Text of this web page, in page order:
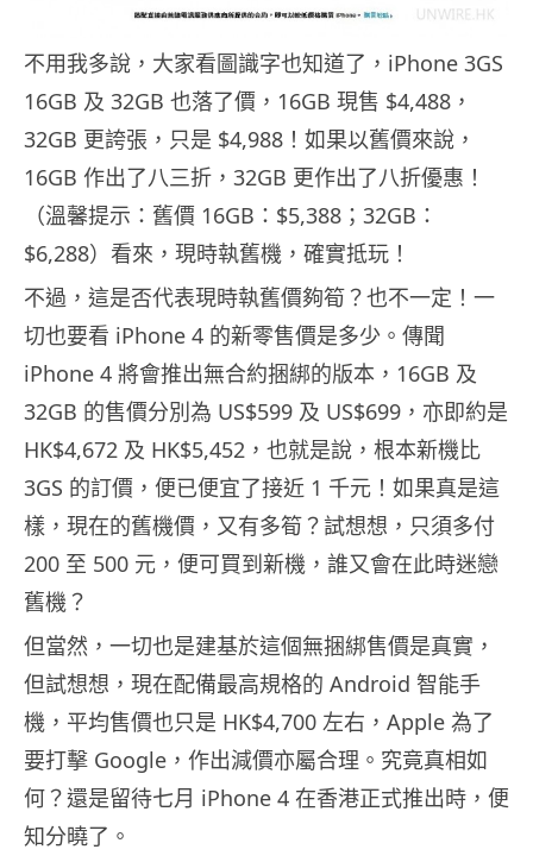
不用我多說，大家看圖識字也知道了，iPhone 3GS
16GB 及 32GB 也落了價，16GB 現售 $4,488，
32GB 更誇張，只是 $4,988！如果以舊價來說，
16GB 作出了八三折，32GB 更作出了八折優惠！
（溫馨提示：舊價 16GB：$5,388；32GB：
$6,288）看來，現時執舊機，確實抵玩！
不過，這是否代表現時執舊價夠筍？也不一定！一
切也要看 iPhone 4 的新零售價是多少。傳聞
iPhone 4 將會推出無合約捆綁的版本，16GB 及
32GB 的售價分別為 US$599 及 US$699，亦即約是
HK$4,672 及 HK$5,452，也就是說，根本新機比
3GS 的訂價，便已便宜了接近 1 千元！如果真是這
樣，現在的舊機價，又有多筍？試想想，只須多付
200 至 500 元，便可買到新機，誰又會在此時迷戀
舊機？
但當然，一切也是建基於這個無捆綁售價是真實，
但試想想，現在配備最高規格的 Android 智能手
機，平均售價也只是 HK$4,700 左右，Apple 為了
要打擊 Google，作出減價亦屬合理。究竟真相如
何？還是留待七月 iPhone 4 在香港正式推出時，便
知分曉了。